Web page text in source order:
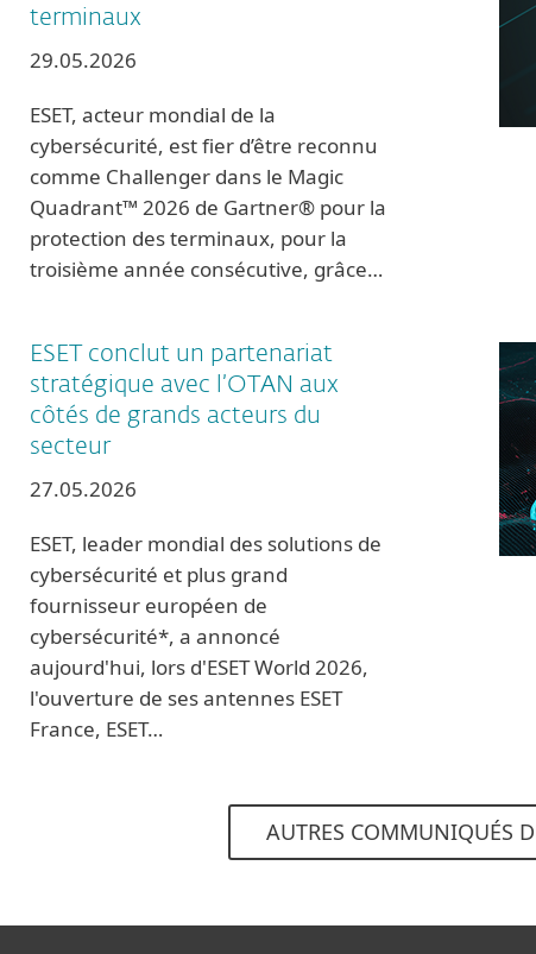
terminaux
29.05.2026
ESET, acteur mondial de la
cybersécurité, est fier d’être reconnu
comme Challenger dans le Magic
Quadrant™ 2026 de Gartner® pour la
protection des terminaux, pour la
troisième année consécutive, grâce…
ESET conclut un partenariat
stratégique avec l’OTAN aux
côtés de grands acteurs du
secteur
27.05.2026
ESET, leader mondial des solutions de
cybersécurité et plus grand
fournisseur européen de
cybersécurité*, a annoncé
aujourd'hui, lors d'ESET World 2026,
l'ouverture de ses antennes ESET
France, ESET…
AUTRES COMMUNIQUÉS